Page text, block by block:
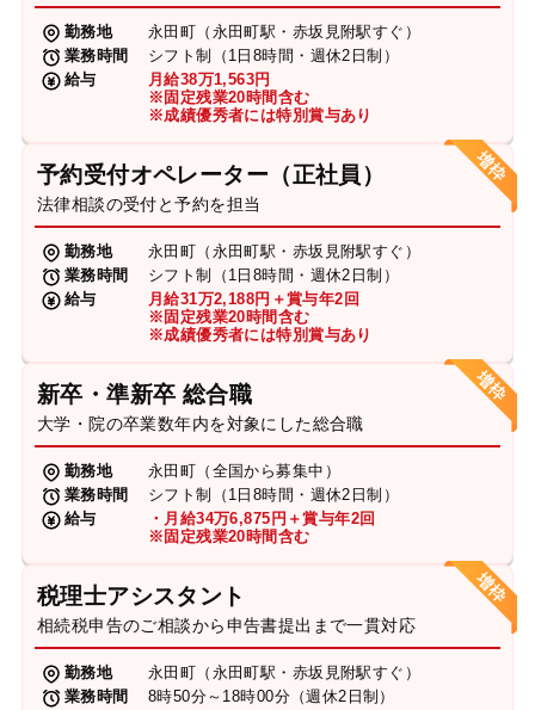
勤務地
永田町（永田町駅・赤坂見附駅すぐ）
業務時間
シフト制（1日8時間・週休2日制）
給与
月給38万1,563円
※固定残業20時間含む
※成績優秀者には特別賞与あり
予約受付オペレーター（正社員）
法律相談の受付と予約を担当
勤務地
永田町（永田町駅・赤坂見附駅すぐ）
業務時間
シフト制（1日8時間・週休2日制）
給与
月給31万2,188円＋賞与年2回
※固定残業20時間含む
※成績優秀者には特別賞与あり
新卒・準新卒 総合職
大学・院の卒業数年内を対象にした総合職
勤務地
永田町（全国から募集中）
業務時間
シフト制（1日8時間・週休2日制）
給与
・月給34万6,875円＋賞与年2回
※固定残業20時間含む
税理士アシスタント
相続税申告のご相談から申告書提出まで一貫対応
勤務地
永田町（永田町駅・赤坂見附駅すぐ）
業務時間
8時50分～18時00分（週休2日制）